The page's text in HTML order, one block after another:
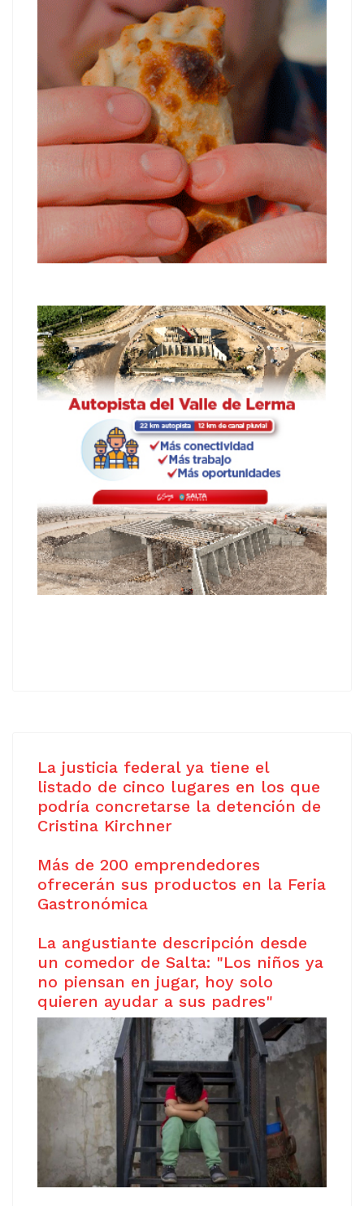
La justicia federal ya tiene el
listado de cinco lugares en los que
podría concretarse la detención de
Cristina Kirchner
Más de 200 emprendedores
ofrecerán sus productos en la Feria
Gastronómica
La angustiante descripción desde
un comedor de Salta: "Los niños ya
no piensan en jugar, hoy solo
quieren ayudar a sus padres"